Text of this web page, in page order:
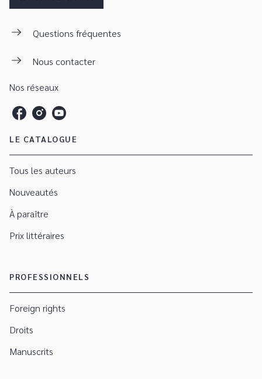
Questions fréquentes
Nous contacter
Nos réseaux
LE CATALOGUE
Tous les auteurs
Nouveautés
À paraître
Prix littéraires
PROFESSIONNELS
Foreign rights
Droits
Manuscrits